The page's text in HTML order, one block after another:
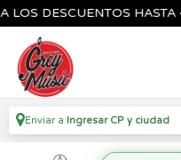
DESCUENTOS HASTA 40
Enviar a Ingresar CP y ciudad